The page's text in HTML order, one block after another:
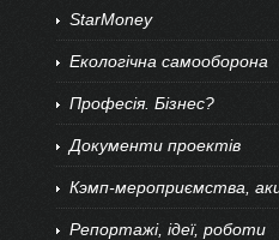
StarMoney
Екологічна самооборона
Професія. Бізнес?
Документи проектів
Кэмп-мероприємства,
Репортажі, ідеї, роботи